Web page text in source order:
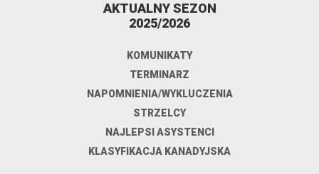
AKTUALNY SEZON
2025/2026
KOMUNIKATY
TERMINARZ
NAPOMNIENIA/WYKLUCZENIA
STRZELCY
NAJLEPSI ASYSTENCI
KLASYFIKACJA KANADYJSKA